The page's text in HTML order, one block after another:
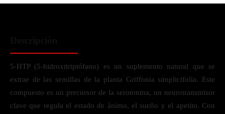
5-HTP (5-hidroxitriptófano) es un suplemento natural que se
extrae de las semillas de la planta Griffonia simplicifolia. Este
compuesto es un precursor de la serotonina, un neurotransmisor
clave que regula el estado de ánimo, el sueño y el apetito. Con